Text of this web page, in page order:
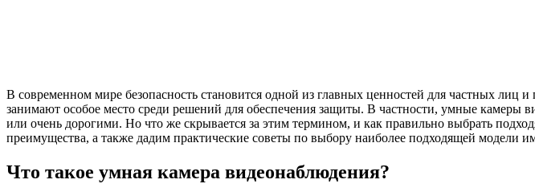
В современном мире безопасность становится одной из главных ценностей для частных
занимают особое место среди решений для обеспечения защиты. В частности, умные
или очень дорогими. Но что же скрывается за этим термином, и как правильно выбрать
преимущества, а также дадим практические советы по выбору наиболее подходящей модели
Что такое умная камера видеонаблюдения?